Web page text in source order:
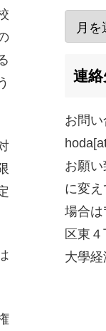
連
お問
お願
に変
場合
区東
大學経